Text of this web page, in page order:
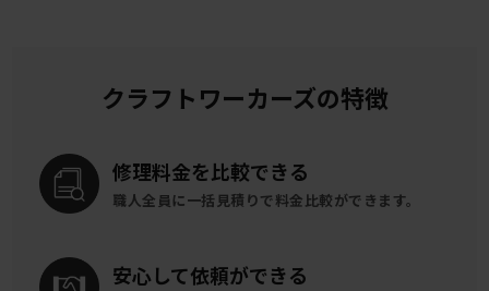
クラフトワーカーズの特徴
修理料金を比較できる
職人全員に一括見積りで料金比較ができます。
安心して依頼ができる